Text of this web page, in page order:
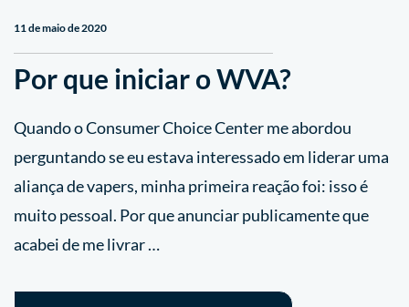
11 de maio de 2020
Por que iniciar o WVA?
Quando o Consumer Choice Center me abordou
perguntando se eu estava interessado em liderar uma
aliança de vapers, minha primeira reação foi: isso é
muito pessoal. Por que anunciar publicamente que
acabei de me livrar …